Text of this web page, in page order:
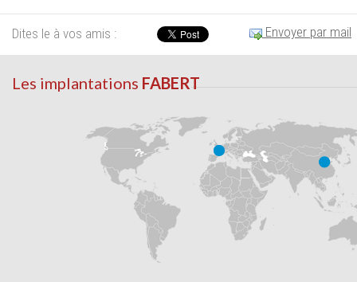
Dites le à vos amis : Envoyer par mail
Les implantations FABERT